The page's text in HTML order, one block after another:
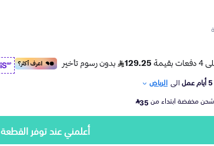
الى الرياض
مخفضة ابتداء من35
أعلمني عند توفر القطعة